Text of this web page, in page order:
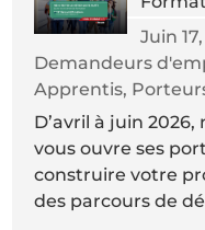
Juin
Demandeurs
Apprentis,
D’avril à juin
vous ouvre ses
construire votre
des parcours de